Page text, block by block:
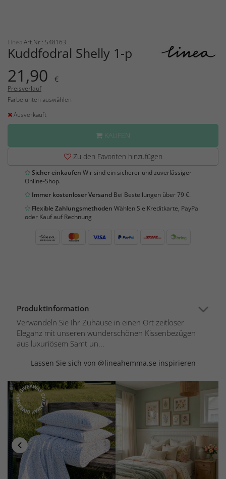
Linea Art.Nr.: 548163
Kuddfodral Shelly 1-p
21,90 €
Preisverlauf
Farbe unten auswählen
Ausverkauft
KAUFEN
Zu den Favoriten hinzufügen
Sicher einkaufen Wir sind ein sicherer und zuverlässiger
Online-Shop.
Immer kostenloser Versand Bei Bestellungen über 79 €.
Flexible Zahlungsmethoden Wählen Sie Kreditkarte, PayPal
oder Kauf auf Rechnung
Produktinformation
Verwandeln Sie Ihr Zuhause in einen Ort zeitloser
Eleganz mit unseren wunderschönen Kissenbezügen
aus luxuriösem Samt un...
Lassen Sie sich von @lineahemma.se inspirieren